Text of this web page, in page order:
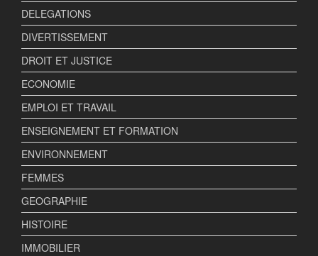
DELEGATIONS
DIVERTISSEMENT
DROIT ET JUSTICE
ECONOMIE
EMPLOI ET TRAVAIL
ENSEIGNEMENT ET FORMATION
ENVIRONNEMENT
FEMMES
GEOGRAPHIE
HISTOIRE
IMMOBILIER